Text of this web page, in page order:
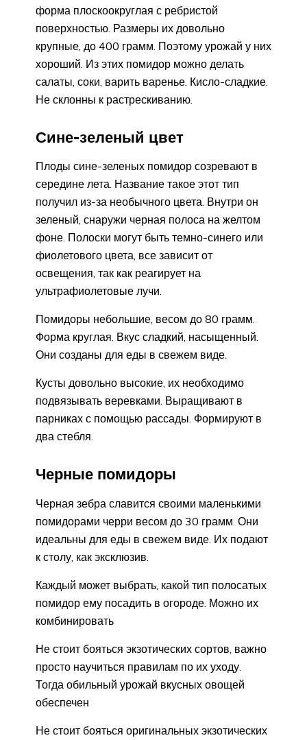
форма плоскоокруглая с ребристой
поверхностью. Размеры их довольно
крупные, до 400 грамм. Поэтому урожай у них
хороший. Из этих помидор можно делать
салаты, соки, варить варенье. Кисло-сладкие.
Не склонны к растрескиванию.
Сине-зеленый цвет
Плоды сине-зеленых помидор созревают в
середине лета. Название такое этот тип
получил из-за необычного цвета. Внутри он
зеленый, снаружи черная полоса на желтом
фоне. Полоски могут быть темно-синего или
фиолетового цвета, все зависит от
освещения, так как реагирует на
ультрафиолетовые лучи.
Помидоры небольшие, весом до 80 грамм.
Форма круглая. Вкус сладкий, насыщенный.
Они созданы для еды в свежем виде.
Кусты довольно высокие, их необходимо
подвязывать веревками. Выращивают в
парниках с помощью рассады. Формируют в
два стебля.
Черные помидоры
Черная зебра славится своими маленькими
помидорами черри весом до 30 грамм. Они
идеальны для еды в свежем виде. Их подают
к столу, как эксклюзив.
Каждый может выбрать, какой тип полосатых
помидор ему посадить в огороде. Можно их
комбинировать
Не стоит бояться экзотических сортов, важно
просто научиться правилам по их уходу.
Тогда обильный урожай вкусных овощей
обеспечен
Не стоит бояться оригинальных экзотических